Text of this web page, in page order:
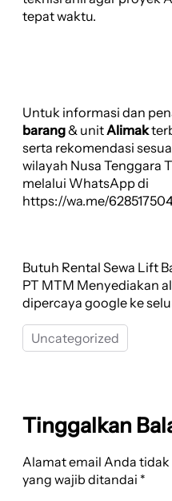
tepat waktu.
Untuk informasi dan
barang& unitAlimak
serta rekomendasi
wilayah Nusa Tenggara
melalui WhatsApp di
https://wa.me/
Butuh Rental Sewa Lift
PT MTM Menyediakan
dipercaya google ke
Uncategorized
Tinggalkan
Alamat email Anda
yang wajib ditandai *